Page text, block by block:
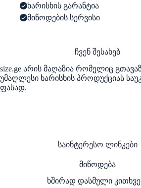
ხარისხის გარანტია
მიწოდების სერვისი
ჩვენ შესახებ
size.ge არის მაღაზია რომელიც
უმაღლესი ხარისხის პროდუქციას
ფასად.
საინტერესო ლინკები
მიწოდება
ხშირად დასმული